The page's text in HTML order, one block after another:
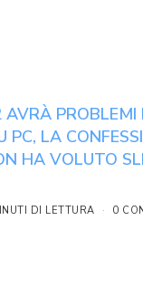
AVRÀ PROBLEMI
PC, LA
HA VOLUTO
DI LETTURA 0